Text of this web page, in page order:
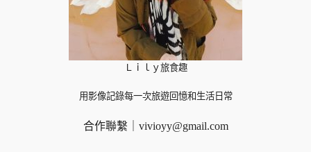
Ｌｉｌｙ旅食趣
用影像記錄每一次旅遊回憶和生活日常
合作聯繫｜ vivioyy@gmail.com